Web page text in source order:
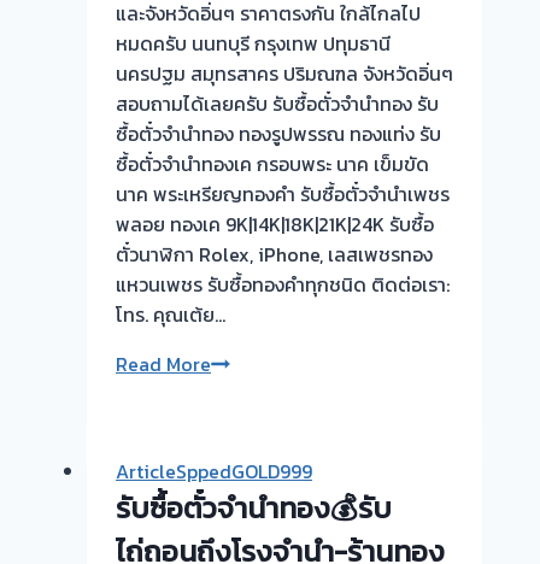
และจังหวัดอิ่นๆ ราคาตรงกัน ใกล้ไกลไป
หมดครับ นนทบุรี กรุงเทพ ปทุมธานี
นครปฐม สมุทรสาคร ปริมณฑล จังหวัดอิ่นๆ
สอบถามได้เลยครับ รับซื้อตั๋วจำนำทอง รับ
ซื้อตั๋วจำนำทอง ทองรูปพรรณ ทองแท่ง รับ
ซื้อตั๋วจำนำทองเค กรอบพระ นาค เข็มขัด
นาค พระเหรียญทองคำ รับซื้อตั๋วจำนำเพชร
พลอย ทองเค 9K|14K|18K|21K|24K รับซื้อ
ตั๋วนาฬิกา Rolex, iPhone, เลสเพชรทอง
แหวนเพชร รับซื้อทองคำทุกชนิด ติดต่อเรา:
โทร. คุณเต้ย…
Read Moreรับ
ทอง
💰
รับ
ArticleSppedGOLD999
รับซื้อตั๋วจำนำทอง💰รับ
ไถ่ถอนถึงโรงจำนำ-ร้านทอง